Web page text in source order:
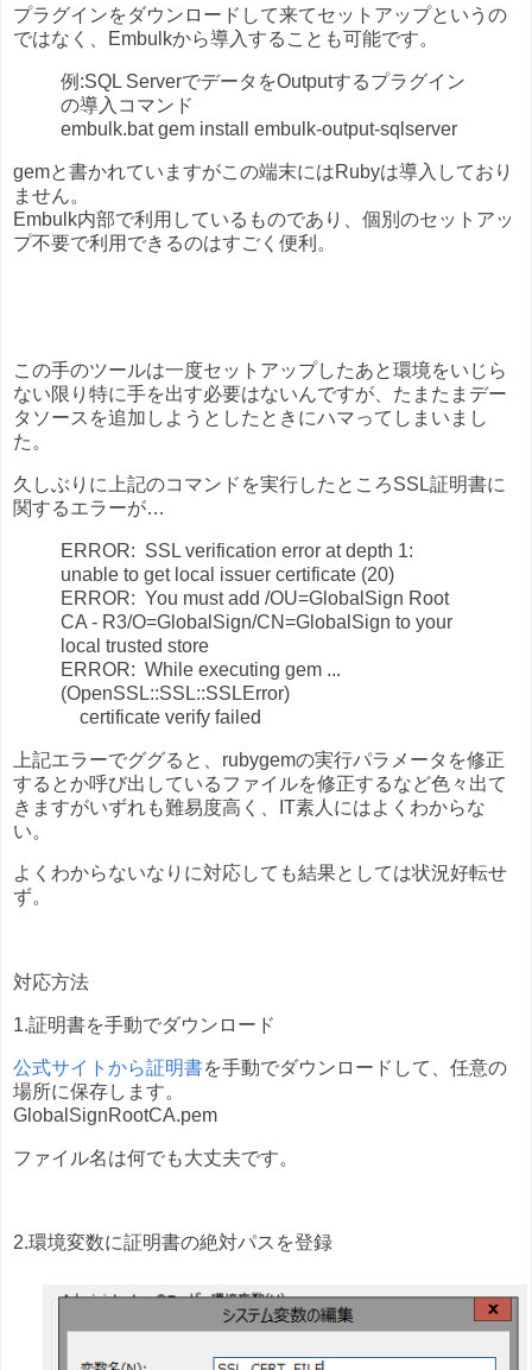
プラグインをダウンロードして来てセットアップというの
ではなく、Embulkから導入することも可能です。
例:SQL ServerでデータをOutputするプラグイン
の導入コマンド
embulk.bat gem install embulk-output-sqlserver
gemと書かれていますがこの端末にはRubyは導入しており
ません。
Embulk内部で利用しているものであり、個別のセットアッ
プ不要で利用できるのはすごく便利。
この手のツールは一度セットアップしたあと環境をいじら
ない限り特に手を出す必要はないんですが、たまたまデー
タソースを追加しようとしたときにハマってしまいまし
た。
久しぶりに上記のコマンドを実行したところSSL証明書に
関するエラーが…
ERROR: SSL verification error at depth 1:
unable to get local issuer certificate (20)
ERROR: You must add /OU=GlobalSign Root
CA - R3/O=GlobalSign/CN=GlobalSign to your
local trusted store
ERROR: While executing gem ...
(OpenSSL::SSL::SSLError)
certificate verify failed
上記エラーでググると、rubygemの実行パラメータを修正
するとか呼び出しているファイルを修正するなど色々出て
きますがいずれも難易度高く、IT素人にはよくわからな
い。
よくわからないなりに対応しても結果としては状況好転せ
ず。
対応方法
1.証明書を手動でダウンロード
公式サイトから証明書を手動でダウンロードして、任意の
場所に保存します。
GlobalSignRootCA.pem
ファイル名は何でも大丈夫です。
2.環境変数に証明書の絶対パスを登録